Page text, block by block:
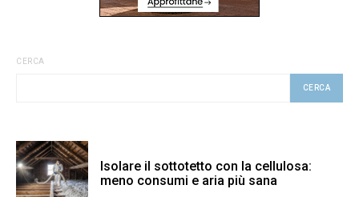
CERCA
CERCA
Isolare il sottotetto con la cellulosa:
meno consumi e aria più sana